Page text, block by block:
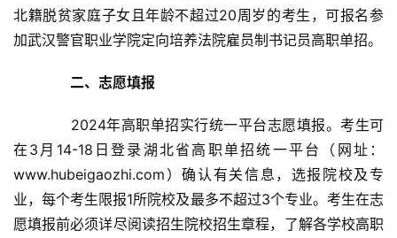
北籍脱贫家庭子女且年龄不超过20周岁的考生，可报名参
加武汉警官职业学院定向培养法院雇员制书记员高职单招。
二、志愿填报
2024年高职单招实行统一平台志愿填报。考生可
在3月14-18日登录湖北省高职单招统一平台（网址：
www.hubeigaozhi.com）确认有关信息，选报院校及专
业，每个考生限报1所院校及最多不超过3个专业。考生在志
愿填报前必须详尽阅读招生院校招生章程，了解各学校高职